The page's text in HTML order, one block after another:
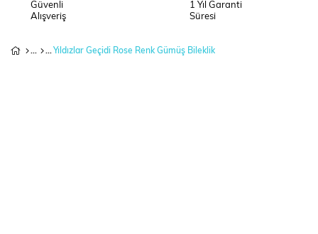
Güvenli
Alışveriş
1 Yıl Garanti
Süresi
Yıldızlar Geçidi Rose Renk Gümüş Bileklik